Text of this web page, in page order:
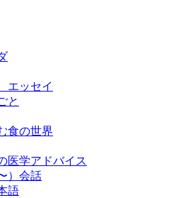
エッセイ
と
食の世界
医学アドバイス
）会話
語